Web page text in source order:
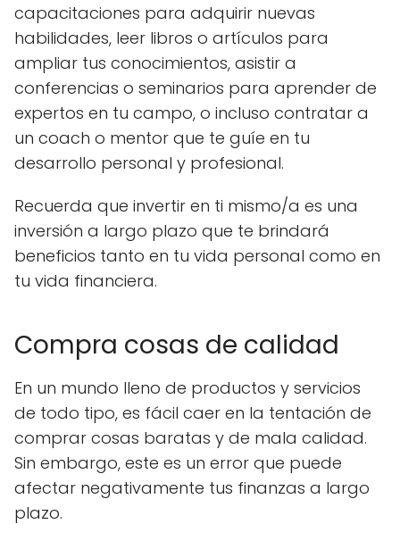
capacitaciones para adquirir nuevas
habilidades, leer libros o artículos para
ampliar tus conocimientos, asistir a
conferencias o seminarios para aprender de
expertos en tu campo, o incluso contratar a
un coach o mentor que te guíe en tu
desarrollo personal y profesional.
Recuerda que invertir en ti mismo/a es una
inversión a largo plazo que te brindará
beneficios tanto en tu vida personal como en
tu vida financiera.
Compra cosas de calidad
En un mundo lleno de productos y servicios
de todo tipo, es fácil caer en la tentación de
comprar cosas baratas y de mala calidad.
Sin embargo, este es un error que puede
afectar negativamente tus finanzas a largo
plazo.